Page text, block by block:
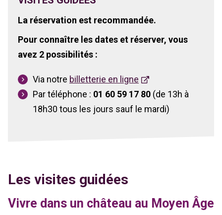
La réservation est recommandée.
Pour connaître les dates et réserver, vous
avez 2 possibilités :
Via notre billetterie en ligne
Par téléphone : 01 60 59 17 80 (de 13h à
18h30 tous les jours sauf le mardi)
Les visites guidées
Vivre dans un château au Moyen Âge